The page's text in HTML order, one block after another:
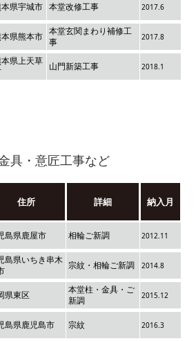
県宇城市 本堂改修工事 2017.6
県熊本市 本堂玄関まわり補修工
事
2017.8
県上天草 山門新築工事 2018.1
具・意匠工事など
住所 詳細 納入月
島県鹿屋市 相輪ご新調 2012.11
島県いちき串木 宗紋・相輪ご新調 2014.8
県東区
本堂柱・金具・ご
新調
2015.12
島県鹿児島市 宗紋 2016.3